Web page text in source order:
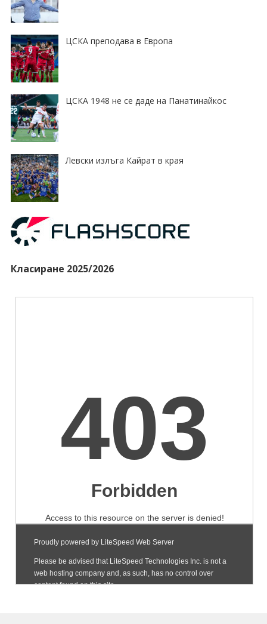
ЦСКА преподава в Европа
ЦСКА 1948 не се даде на Панатинайкос
Левски излъга Кайрат в края
Класиране 2025/2026